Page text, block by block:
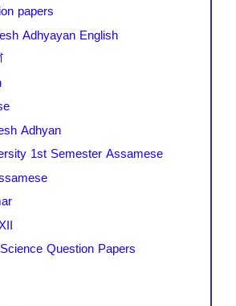
papers
Adhyayan English
Adhyan
1st Semester Assamese
Question Papers